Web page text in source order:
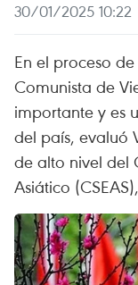
30/01/2025 10:22
En el proceso
Comunista de
importante y es
del país, evaluó
de alto nivel del
Asiático